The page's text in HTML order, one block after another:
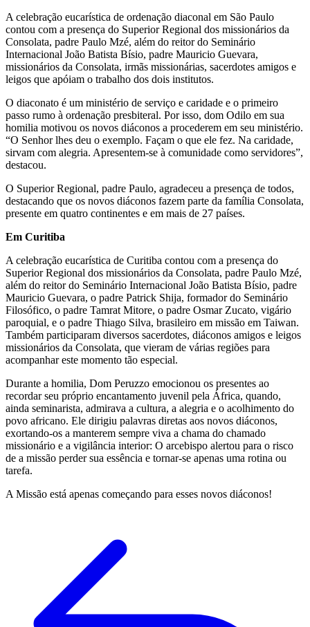
A celebração eucarística de ordenação diaconal em São Paulo
contou com a presença do Superior Regional dos missionários da
Consolata, padre Paulo Mzé, além do reitor do Seminário
Internacional João Batista Bísio, padre Mauricio Guevara,
missionários da Consolata, irmãs missionárias, sacerdotes amigos e
leigos que apóiam o trabalho dos dois institutos.
O diaconato é um ministério de serviço e caridade e o primeiro
passo rumo à ordenação presbiteral. Por isso, dom Odilo em sua
homilia motivou os novos diáconos a procederem em seu ministério.
“O Senhor lhes deu o exemplo. Façam o que ele fez. Na caridade,
sirvam com alegria. Apresentem-se à comunidade como servidores”,
destacou.
O Superior Regional, padre Paulo, agradeceu a presença de todos,
destacando que os novos diáconos fazem parte da família Consolata,
presente em quatro continentes e em mais de 27 países.
Em Curitiba
A celebração eucarística de Curitiba contou com a presença do
Superior Regional dos missionários da Consolata, padre Paulo Mzé,
além do reitor do Seminário Internacional João Batista Bísio, padre
Mauricio Guevara, o padre Patrick Shija, formador do Seminário
Filosófico, o padre Tamrat Mitore, o padre Osmar Zucato, vigário
paroquial, e o padre Thiago Silva, brasileiro em missão em Taiwan.
Também participaram diversos sacerdotes, diáconos amigos e leigos
missionários da Consolata, que vieram de várias regiões para
acompanhar este momento tão especial.
Durante a homilia, Dom Peruzzo emocionou os presentes ao
recordar seu próprio encantamento juvenil pela África, quando,
ainda seminarista, admirava a cultura, a alegria e o acolhimento do
povo africano. Ele dirigiu palavras diretas aos novos diáconos,
exortando-os a manterem sempre viva a chama do chamado
missionário e a vigilância interior: O arcebispo alertou para o risco
de a missão perder sua essência e tornar-se apenas uma rotina ou
tarefa.
A Missão está apenas começando para esses novos diáconos!